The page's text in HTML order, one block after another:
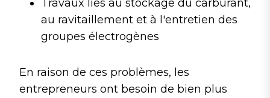
Travaux liés au stockage du carburant,
au ravitaillement et à l'entretien des
groupes électrogènes
En raison de ces problèmes, les
entrepreneurs ont besoin de bien plus